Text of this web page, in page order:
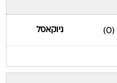
(0) ניוקאסל